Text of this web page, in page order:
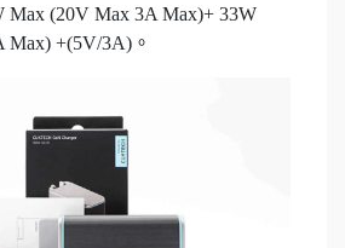
Max (20V Max 3A Max)+ 33W
Max) +(5V/3A)。